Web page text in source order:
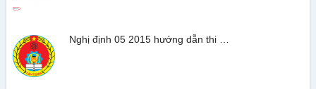
Nghị định 05 2015 hướng dẫn thi …